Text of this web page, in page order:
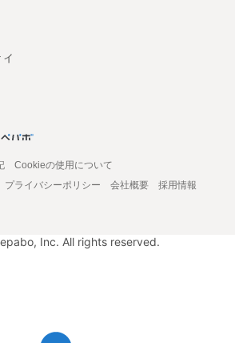
Cookieの使用について
プライバシーポリシー 会社概要
採用情報
Inc. All rights reserved.